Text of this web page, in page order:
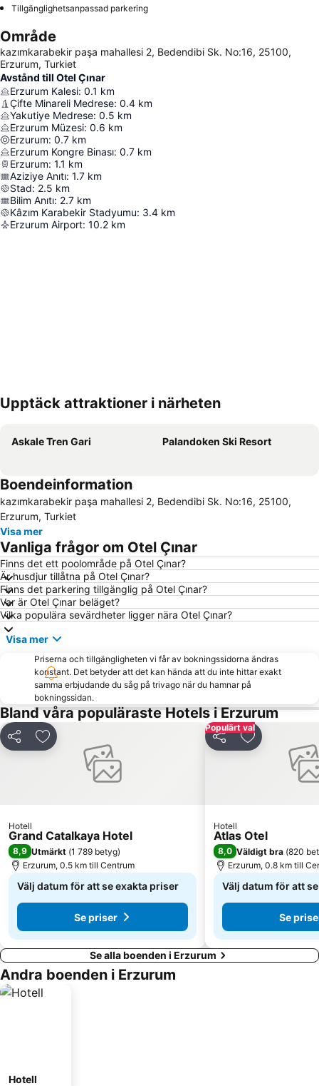
Tillgänglighetsanpassad parkering
Område
kazımkarabekir paşa mahallesi 2, Bedendibi Sk. No:16, 25100,
Erzurum, Turkiet
Avstånd till Otel Çınar
Erzurum Kalesi: 0.1 km
Çifte Minareli Medrese: 0.4 km
Yakutiye Medrese: 0.5 km
Erzurum Müzesi: 0.6 km
Erzurum: 0.7 km
Erzurum Kongre Binası: 0.7 km
Erzurum: 1.1 km
Aziziye Anıtı: 1.7 km
Stad: 2.5 km
Bilim Anıtı: 2.7 km
Kâzım Karabekir Stadyumu: 3.4 km
Erzurum Airport: 10.2 km
Förstora kartan
Upptäck attraktioner i närheten
Askale Tren Gari Palandoken Ski Resort
Boendeinformation
kazımkarabekir paşa mahallesi 2, Bedendibi Sk. No:16, 25100,
Erzurum, Turkiet
Visa mer
Vanliga frågor om Otel Çınar
Finns det ett poolområde på Otel Çınar?
Är husdjur tillåtna på Otel Çınar?
Finns det parkering tillgänglig på Otel Çınar?
Var är Otel Çınar beläget?
Vilka populära sevärdheter ligger nära Otel Çınar?
Visa mer
Priserna och tillgängligheten vi får av bokningssidorna ändras
konstant. Det betyder att det kan hända att du inte hittar exakt
samma erbjudande du såg på trivago när du hamnar på
bokningssidan.
Bland våra populäraste Hotels i Erzurum
Dela Lägg till i Mina Favoriter
Hotell
Grand Catalkaya Hotel
8,9 Utmärkt (1 789 betyg)
Erzurum, 0.5 km till Centrum
Välj datum för att se exakta priser
Se priser
Populärt val
Dela Lägg till i
Hotell
Atlas Otel
8,0 Väldigt bra (820
Erzurum, 0.8 km till
Välj datum för att
Se
Se alla boenden i Erzurum
Andra boenden i Erzurum
Hotell